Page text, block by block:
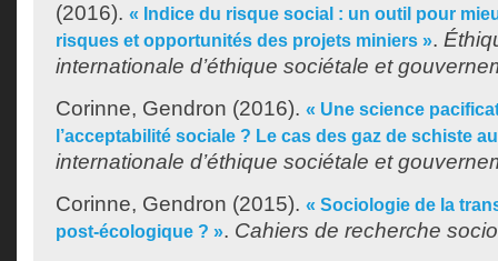
(2016). « Indice du risque social : un outil pour
risques et opportunités des projets miniers ».
internationale d’éthique sociétale et
Corinne, Gendron (2016). « Une science
l’acceptabilité sociale ? Le cas des gaz de schiste
internationale d’éthique sociétale et
Corinne, Gendron (2015). « Sociologie de la
post-écologique ? ». Cahiers de recherche